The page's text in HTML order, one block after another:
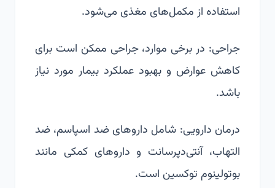
استفاده از مکمل‌های مغذی می‌شود.
جراحی: در برخی موارد، جراحی ممکن است برای
کاهش عوارض و بهبود عملکرد بیمار مورد نیاز
باشد.
درمان دارویی: شامل داروهای ضد اسپاسم، ضد
التهاب، آنتی‌دپرسانت و داروهای کمکی مانند
بوتولینوم توکسین است.